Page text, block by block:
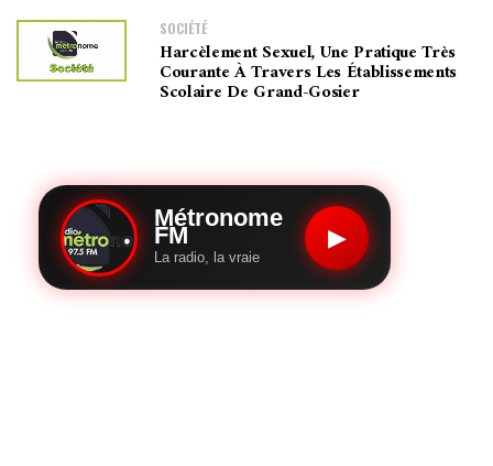
SOCIÉTÉ
Harcèlement Sexuel, Une Pratique Très
Courante À Travers Les Établissements
Scolaire De Grand-Gosier
Métronome
FM
La radio, la vraie
▶